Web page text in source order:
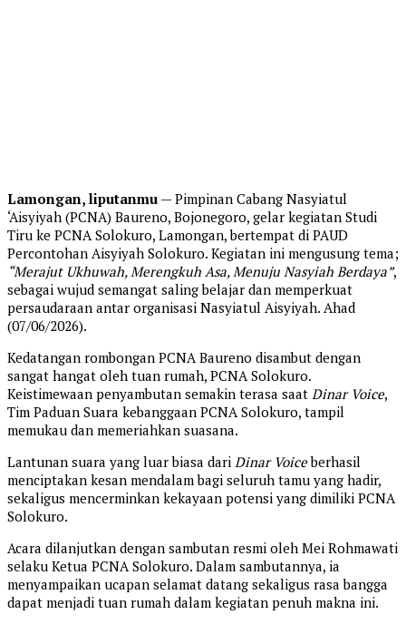
Lamongan, liputanmu — Pimpinan Cabang Nasyiatul
‘Aisyiyah (PCNA) Baureno, Bojonegoro, gelar kegiatan Studi
Tiru ke PCNA Solokuro, Lamongan, bertempat di PAUD
Percontohan Aisyiyah Solokuro. Kegiatan ini mengusung tema;
“Merajut Ukhuwah, Merengkuh Asa, Menuju Nasyiah Berdaya”,
sebagai wujud semangat saling belajar dan memperkuat
persaudaraan antar organisasi Nasyiatul Aisyiyah. Ahad
(07/06/2026).
Kedatangan rombongan PCNA Baureno disambut dengan
sangat hangat oleh tuan rumah, PCNA Solokuro.
Keistimewaan penyambutan semakin terasa saat Dinar Voice,
Tim Paduan Suara kebanggaan PCNA Solokuro, tampil
memukau dan memeriahkan suasana.
Lantunan suara yang luar biasa dari Dinar Voiceberhasil
menciptakan kesan mendalam bagi seluruh tamu yang hadir,
sekaligus mencerminkan kekayaan potensi yang dimiliki PCNA
Solokuro.
Acara dilanjutkan dengan sambutan resmi oleh Mei Rohmawati
selaku Ketua PCNA Solokuro. Dalam sambutannya, ia
menyampaikan ucapan selamat datang sekaligus rasa bangga
dapat menjadi tuan rumah dalam kegiatan penuh makna ini.